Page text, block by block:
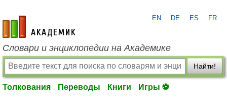
academic.ru
EN DE ES FR
Словари и энциклопедии на Академике
Найти!
Толкования Переводы Книги Игры ⚽